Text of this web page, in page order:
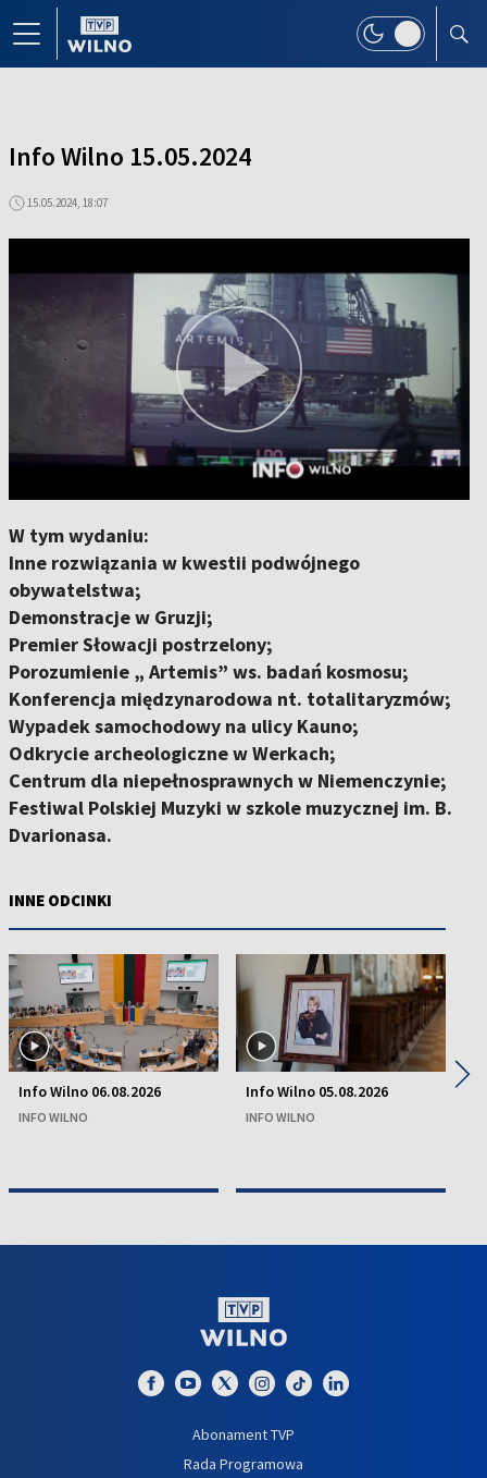
Info Wilno 15.05.2024
15.05.2024, 18:07
W tym wydaniu:
Inne rozwiązania w kwestii podwójnego
obywatelstwa;
Demonstracje w Gruzji;
Premier Słowacji postrzelony;
Porozumienie „ Artemis” ws. badań kosmosu;
Konferencja międzynarodowa nt. totalitaryzmów;
Wypadek samochodowy na ulicy Kauno;
Odkrycie archeologiczne w Werkach;
Centrum dla niepełnosprawnych w Niemenczynie;
Festiwal Polskiej Muzyki w szkole muzycznej im. B.
Dvarionasa.
INNE ODCINKI
Info Wilno 06.08.2026
INFO WILNO
Info Wilno 05.08.2026
INFO WILNO
▶
Abonament TVP
Rada Programowa